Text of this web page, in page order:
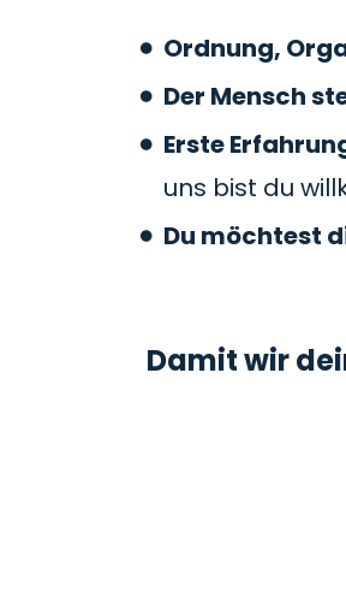
Ordnung,
Der Mensch
Erste
uns bist du
Du möchtest
Damit wir